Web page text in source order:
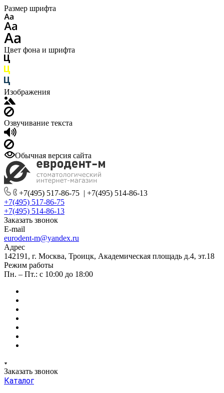
Размер шрифта
Цвет фона и шрифта
Изображения
Озвучивание текста
Обычная версия сайта
+7(495) 517-86-75 | +7(495) 514-86-13
+7(495) 517-86-75
+7(495) 514-86-13
Заказать звонок
E-mail
eurodent-m@yandex.ru
Адрес
142191, г. Москва, Троицк, Академическая площадь д.4, эт.18
Режим работы
Пн. – Пт.: с 10:00 до 18:00
Заказать звонок
Каталог